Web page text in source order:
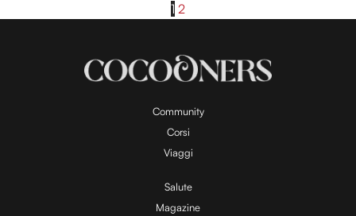
1 2
Community
Corsi
Viaggi
Salute
Magazine